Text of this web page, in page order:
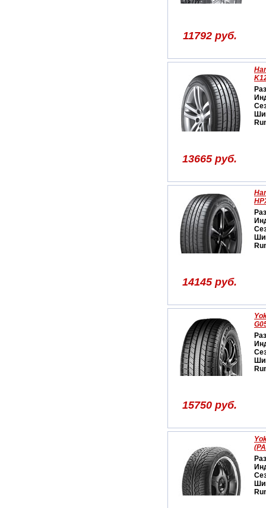
11792 руб.
13665 руб.
14145 руб.
15750 руб.